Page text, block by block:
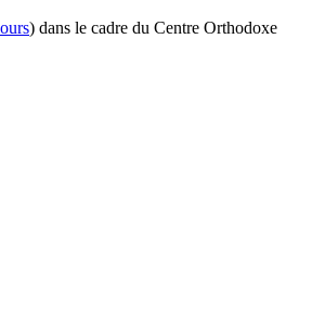
) dans le cadre du Centre Orthodoxe